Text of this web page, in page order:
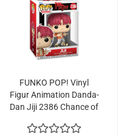
FUNKO POP! Vinyl
Figur Ani­ma­ti­on Dand­a­
Dan Jiji 2386 Chan­ce of